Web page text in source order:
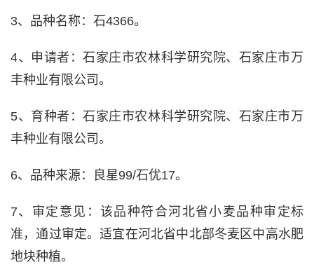
3、品种名称：石4366。
4、申请者：石家庄市农林科学研究院、石家庄市万
丰种业有限公司。
5、育种者：石家庄市农林科学研究院、石家庄市万
丰种业有限公司。
6、品种来源：良星99/石优17。
7、审定意见：该品种符合河北省小麦品种审定标
准，通过审定。适宜在河北省中北部冬麦区中高水肥
地块种植。